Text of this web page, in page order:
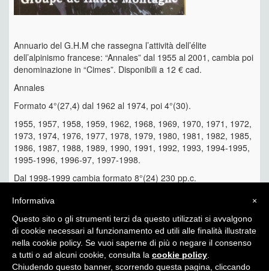
Annuario del G.H.M che rassegna l’attività dell’élite
dell’alpinismo francese: “Annales” dal 1955 al 2001, cambia poi
denominazione in “Cimes”. Disponibili a 12 € cad.
Annales
Formato 4°(27,4) dal 1962 al 1974, poi 4°(30).
1955, 1957, 1958, 1959, 1962, 1968, 1969, 1970, 1971, 1972,
1973, 1974, 1976, 1977, 1978, 1979, 1980, 1981, 1982, 1985,
1986, 1987, 1988, 1989, 1990, 1991, 1992, 1993, 1994-1995,
1995-1996, 1996-97, 1997-1998.
Dal 1998-1999 cambia formato 8°(24) 230 pp.c.
1998-1999, 2000, 2001, 2002, 2003, 2004-2005, 2007, 2008,
×
Informativa
Questo sito o gli strumenti terzi da questo utilizzati si avvalgono
di cookie necessari al funzionamento ed utili alle finalità illustrate
nella cookie policy. Se vuoi saperne di più o negare il consenso
a tutti o ad alcuni cookie, consulta la cookie policy
Chiudendo questo banner, scorrendo questa pagina, cliccando